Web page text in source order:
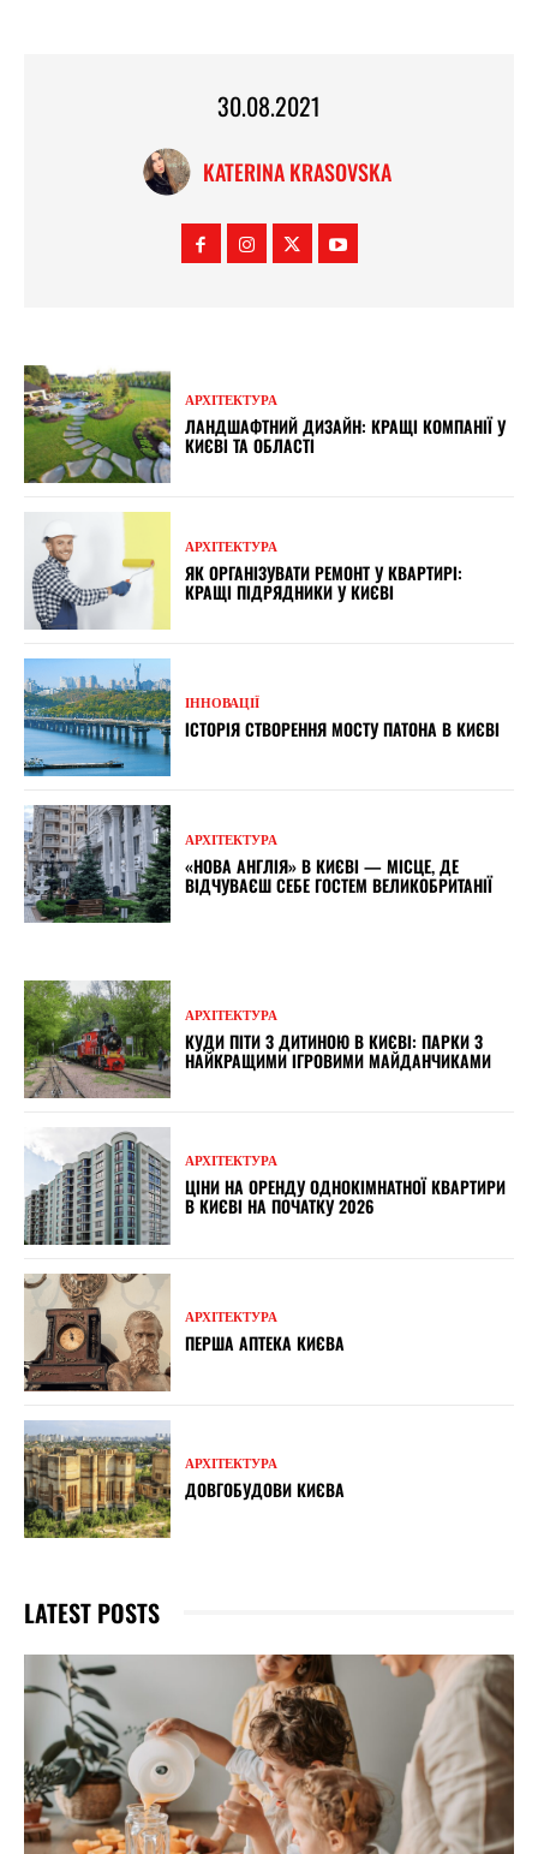
30.08.2021
KATERINA KRASOVSKA
АРХІТЕКТУРА
ЛАНДШАФТНИЙ ДИЗАЙН: КРАЩІ КОМПАНІЇ У
КИЄВІ ТА ОБЛАСТІ
АРХІТЕКТУРА
ЯК ОРГАНІЗУВАТИ РЕМОНТ У КВАРТИРІ:
КРАЩІ ПІДРЯДНИКИ У КИЄВІ
ІННОВАЦІЇ
ІСТОРІЯ СТВОРЕННЯ МОСТУ ПАТОНА В КИЄВІ
АРХІТЕКТУРА
«НОВА АНГЛІЯ» В КИЄВІ — МІСЦЕ, ДЕ
ВІДЧУВАЄШ СЕБЕ ГОСТЕМ ВЕЛИКОБРИТАНІЇ
АРХІТЕКТУРА
КУДИ ПІТИ З ДИТИНОЮ В КИЄВІ: ПАРКИ З
НАЙКРАЩИМИ ІГРОВИМИ МАЙДАНЧИКАМИ
АРХІТЕКТУРА
ЦІНИ НА ОРЕНДУ ОДНОКІМНАТНОЇ КВАРТИРИ
В КИЄВІ НА ПОЧАТКУ 2026
АРХІТЕКТУРА
ПЕРША АПТЕКА КИЄВА
АРХІТЕКТУРА
ДОВГОБУДОВИ КИЄВА
LATEST POSTS